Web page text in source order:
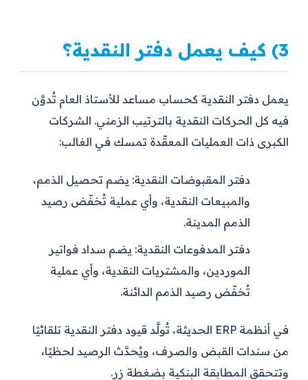
3) كيف يعمل دفتر النقدية؟
يعمل دفتر النقدية كحساب مساعد للأستاذ العام تُدوَّن
فيه كل الحركات النقدية بالترتيب الزمني. الشركات
الكبرى ذات العمليات المعقّدة تمسك في الغالب:
دفتر المقبوضات النقدية: يضم تحصيل الذمم،
والمبيعات النقدية، وأي عملية تُخفّض رصيد
الذمم المدينة.
دفتر المدفوعات النقدية: يضم سداد فواتير
الموردين، والمشتريات النقدية، وأي عملية
تُخفّض رصيد الذمم الدائنة.
في أنظمة ERP الحديثة، تُولَّد قيود دفتر النقدية تلقائيًا
من سندات القبض والصرف، ويُحدَّث الرصيد لحظيًا،
وتتحقق المطابقة البنكية بضغطة زر.